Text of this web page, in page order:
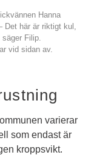
Hanna
Det här är riktigt kul,
säger Filip.
vid sidan av.
varierar
som endast är
kroppsvikt.